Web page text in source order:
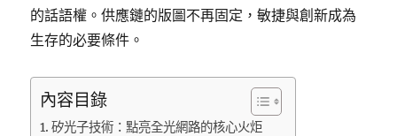
的話語權。供應鏈的版圖不再固定，敏捷與創新成為
生存的必要條件。
內容目錄
矽光子技術：點亮全光網路的核心火炬